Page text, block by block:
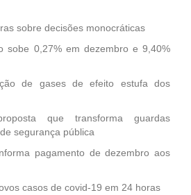
sobre decisões monocráticas
sobe 0,27% em dezembro e 9,40%
de gases de efeito estufa dos
que transforma guardas
segurança pública
pagamento de dezembro aos
casos de covid-19 em 24 horas